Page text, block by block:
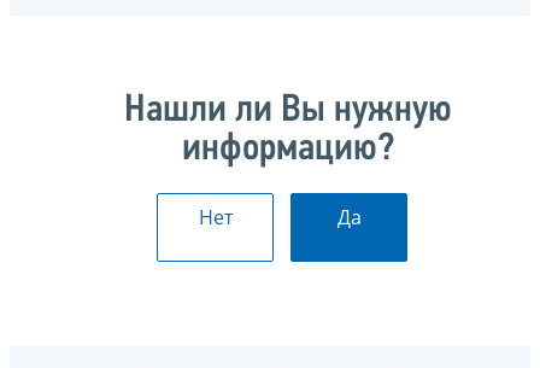
Нашли ли Вы нужную
информацию?
Нет Да